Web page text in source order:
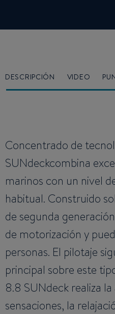
DESCRIPCIÓN VIDEO
Concentrado de
SUNdeckcombina
marinos con un nivel
habitual. Construido
de segunda
de motorización y
personas. El pilotaje
principal sobre este
8.8 SUNdeck realiza
sensaciones, la